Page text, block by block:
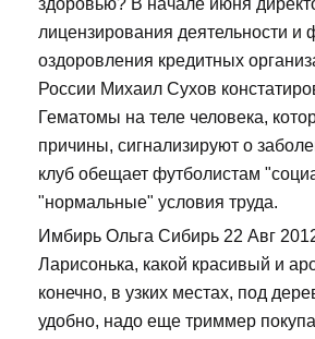
здоровью? В начале июня
лицензирования деятельности и
оздоровления кредитных
России Михаил Сухов
Гематомы на теле человека,
причины, сигнализируют о
клуб обещает футболистам
"нормальные" условия труда.
Имбирь Ольга Сибирь 22 Авг
Ларисонька, какой красивый и
конечно, в узких местах, под
удобно, надо еще триммер